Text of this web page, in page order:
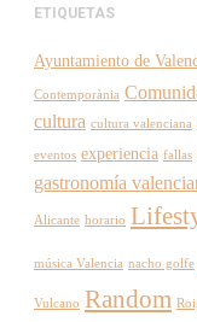
ETIQUETAS
Ayuntamiento de
Contemporània
cultura cultura valenciana
eventos experiencia fallas
gastronomía
Alicante horario
música Valencia nacho golfe
Vulcano Random